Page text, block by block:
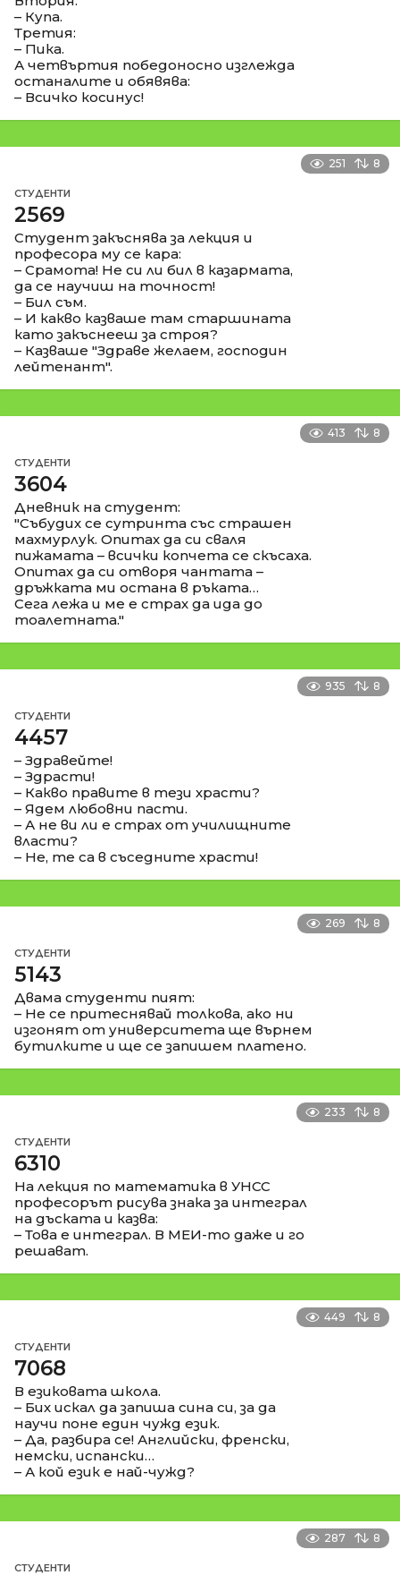
– Купа.
Третия:
– Пика.
А четвъртия победоносно изглежда
останалите и обявява:
– Всичко косинус!
251 8
СТУДЕНТИ
2569
Студент закъснява за лекция и
професора му се кара:
– Срамота! Не си ли бил в казармата,
да се научиш на точност!
– Бил съм.
– И какво казваше там старшината
като закъснееш за строя?
– Казваше "Здраве желаем, господин
лейтенант".
413 8
СТУДЕНТИ
3604
Дневник на студент:
"Събудих се сутринта със страшен
махмурлук. Опитах да си сваля
пижамата – всички копчета се скъсаха.
Опитах да си отворя чантата –
дръжката ми остана в ръката…
Сега лежа и ме е страх да ида до
тоалетната."
935 8
СТУДЕНТИ
4457
– Здравейте!
– Здрасти!
– Какво правите в тези храсти?
– Ядем любовни пасти.
– А не ви ли е страх от училищните
власти?
– Не, те са в съседните храсти!
269 8
СТУДЕНТИ
5143
Двама студенти пият:
– Не се притеснявай толкова, ако ни
изгонят от университета ще върнем
бутилките и ще се запишем платено.
233 8
СТУДЕНТИ
6310
На лекция по математика в УНСС
професорът рисува знака за интеграл
на дъската и казва:
– Това е интеграл. В МЕИ-то даже и го
решават.
449 8
СТУДЕНТИ
7068
В езиковата школа.
– Бих искал да запиша сина си, за да
научи поне един чужд език.
– Да, разбира се! Английски, френски,
немски, испански…
– А кой език е най-чужд?
287 8
СТУДЕНТИ